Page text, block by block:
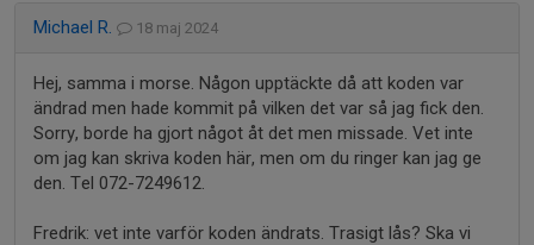
Michael R. 18 maj 2024
Hej, samma i morse. Någon upptäckte då att koden var
ändrad men hade kommit på vilken det var så jag fick den.
Sorry, borde ha gjort något åt det men missade. Vet inte
om jag kan skriva koden här, men om du ringer kan jag ge
den. Tel 072-7249612.
Fredrik: vet inte varför koden ändrats. Trasigt lås? Ska vi